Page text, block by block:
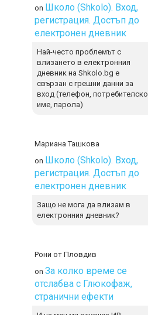
on Школо (Shkolo). Вход,
регистрация. Достъп до
електронен дневник
Най-често проблемът с
влизането в електронния
дневник на Shkolo.bg е
свързан с грешни данни за
вход (телефон, потребителско
име, парола)
Мариана Ташкова
on Школо (Shkolo). Вход,
регистрация. Достъп до
електронен дневник
Защо не мога да влизам в
електронния дневник?
Рони от Пловдив
on За колко време се
отслабва с Глюкофаж,
странични ефекти